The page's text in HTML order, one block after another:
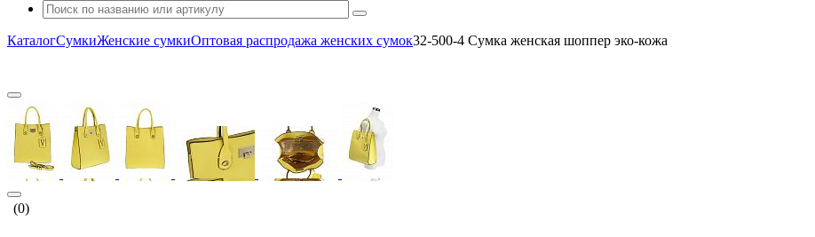
КаталогСумкиЖенские сумкиОптовая распродажа женских сумок32-500-4 Сумка женская шоппер эко-кожа
(0)